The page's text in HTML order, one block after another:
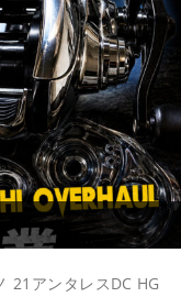
21アンタレスDC HG